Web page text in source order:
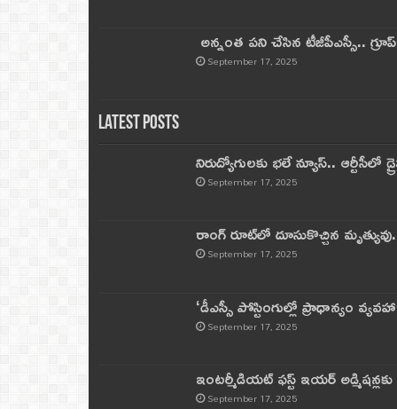
అన్నంత పని చేసిన టీజీపీఎస్సీ..
September 17, 2025
Latest Posts
నిరుద్యోగులకు భలే న్యూస్.. ఆర్టీసీలో
September 17, 2025
రాంగ్ రూట్‌లో దూసుకొచ్చిన
September 17, 2025
‘డీఎస్సీ పోస్టింగుల్లో ప్రాధాన్యం
September 17, 2025
ఇంటర్మీడియట్ ఫస్ట్‌ ఇయర్‌
September 17, 2025